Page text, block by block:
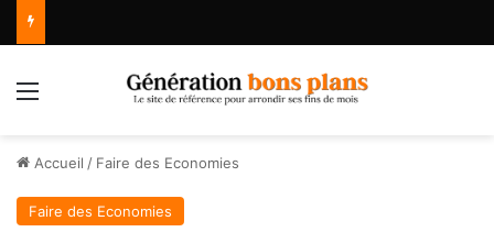
Menu
Accueil / Faire des Economies
Faire des Economies